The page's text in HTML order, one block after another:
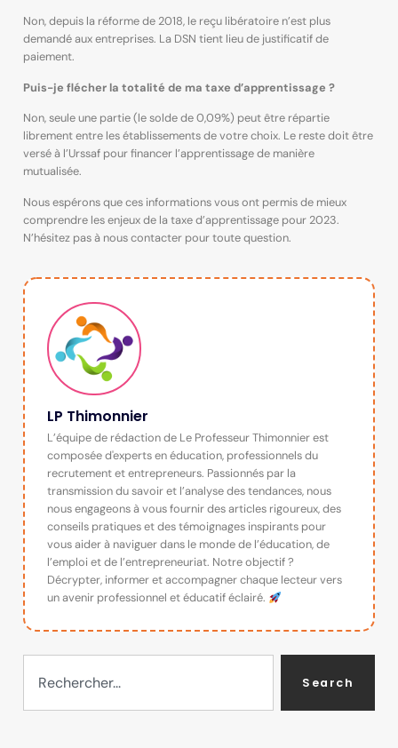
Non, depuis la réforme de 2018, le reçu libératoire n’est plus
demandé aux entreprises. La DSN tient lieu de justificatif de
paiement.
Puis-je flécher la totalité de ma taxe d’apprentissage ?
Non, seule une partie (le solde de 0,09%) peut être répartie
librement entre les établissements de votre choix. Le reste doit être
versé à l’Urssaf pour financer l’apprentissage de manière
mutualisée.
Nous espérons que ces informations vous ont permis de mieux
comprendre les enjeux de la taxe d’apprentissage pour 2023.
N’hésitez pas à nous contacter pour toute question.
LP Thimonnier
L’équipe de rédaction de Le Professeur Thimonnier est
composée d'experts en éducation, professionnels du
recrutement et entrepreneurs. Passionnés par la
transmission du savoir et l’analyse des tendances, nous
nous engageons à vous fournir des articles rigoureux, des
conseils pratiques et des témoignages inspirants pour
vous aider à naviguer dans le monde de l’éducation, de
l’emploi et de l’entrepreneuriat. Notre objectif ?
Décrypter, informer et accompagner chaque lecteur vers
un avenir professionnel et éducatif éclairé.
Search